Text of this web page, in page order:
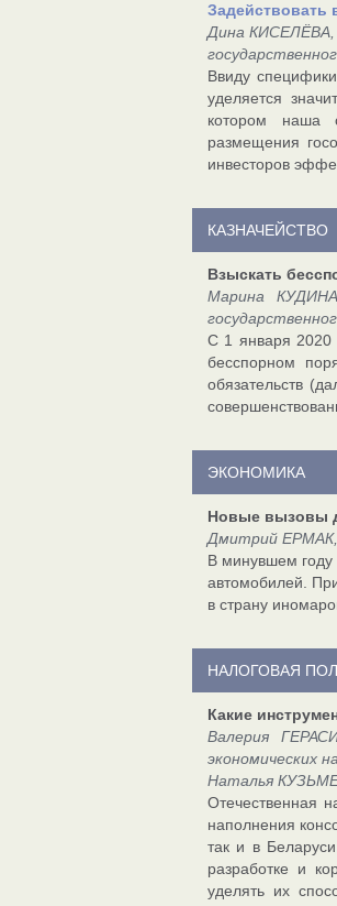
Задействовать
Дина КИСЕЛЁВА,
Ввиду
уделяется
котором наша
размещения
инвесторов
КАЗНАЧЕЙСТВО
Взыскать
Марина
С 1 января 2020
бесспорном
обязательств
ЭКОНОМИКА
Новые вызовы
Дмитрий
В минувшем году
автомобилей.
в страну
НАЛОГОВАЯ
Какие
Валерия
экономических
Наталья
Отечественная
наполнения
так и в
разработке и
уделять их